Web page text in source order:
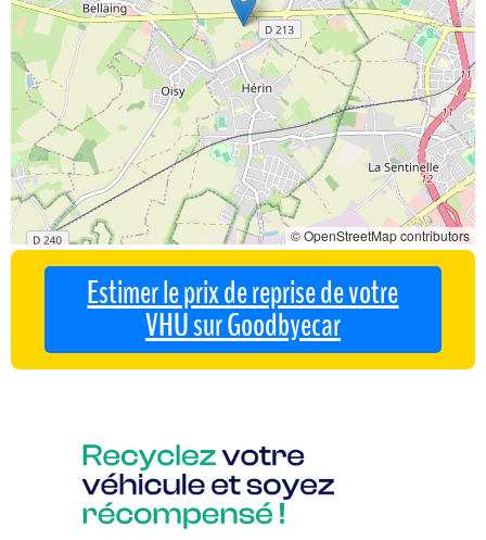
© OpenStreetMap contributors
Estimer le prix de reprise de votre
VHU sur Goodbyecar